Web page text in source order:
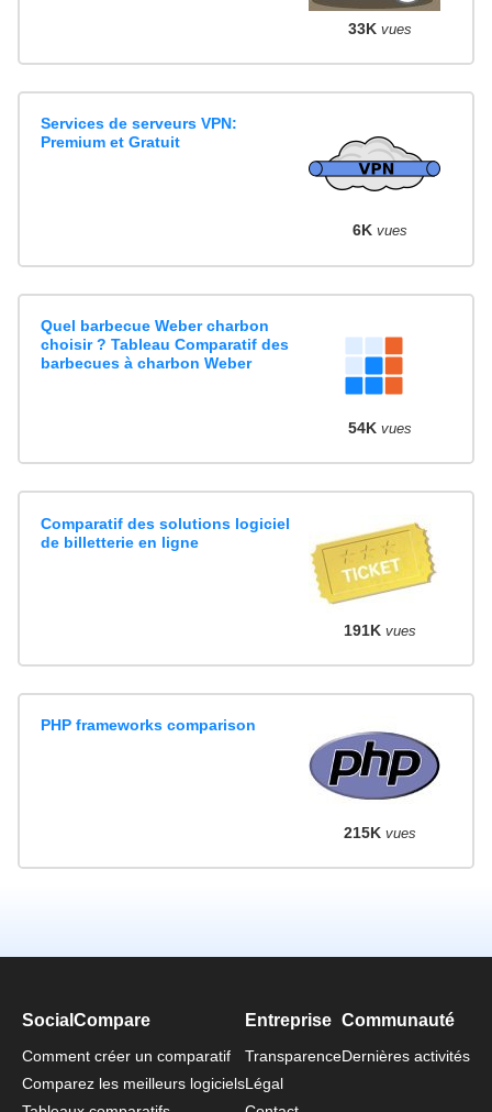
33K vues
Services de serveurs VPN:
Premium et Gratuit
6K vues
Quel barbecue Weber charbon
choisir ? Tableau Comparatif des
barbecues à charbon Weber
54K vues
Comparatif des solutions logiciel
de billetterie en ligne
191K vues
PHP frameworks comparison
215K vues
SocialCompare
Comment créer un comparatif
Comparez les meilleurs logiciels
Entreprise
Transparence
Légal
Communauté
Dernières activités